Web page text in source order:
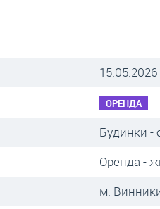
15.05.2026
ОРЕНДА
Будинки -
Оренда -
м.